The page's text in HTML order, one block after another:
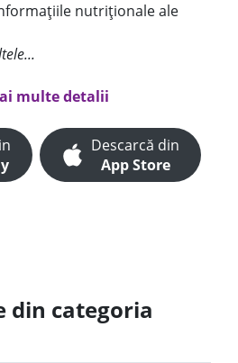
nutriționale ale
multe detalii
Descarcă din
App Store
din categoria